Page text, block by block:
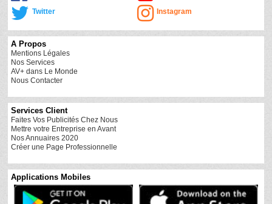
Twitter Instagram
A Propos
Mentions Légales
Nos Services
AV+ dans Le Monde
Nous Contacter
Services Client
Faites Vos Publicités Chez Nous
Mettre votre Entreprise en Avant
Nos Annuaires 2020
Créer une Page Professionnelle
Applications Mobiles